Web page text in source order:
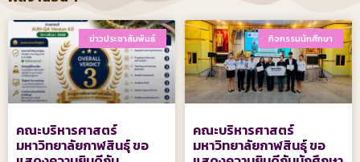
ข่าวประชาสัมพันธ์
คณะบริหารศาสตร์
มหาวิทยาลัยกาฬสินธุ์ ขอ
กิจกรรมนักศึกษา
คณะบริหารศาสตร์
มหาวิทยาลัยกาฬสินธุ์ ขอ